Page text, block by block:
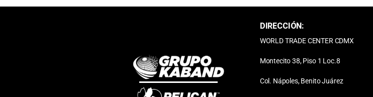
DIRECCIÓN:
WORLD TRADE CENTER CDMX
Montecito 38, Piso 1 Loc.8
Col. Nápoles, Benito Juárez